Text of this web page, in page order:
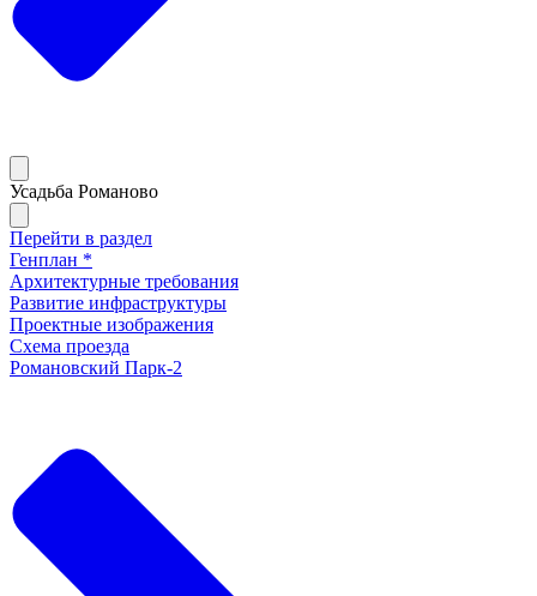
Усадьба Романово
Перейти в раздел
Генплан *
Архитектурные требования
Развитие инфраструктуры
Проектные изображения
Схема проезда
Романовский Парк-2